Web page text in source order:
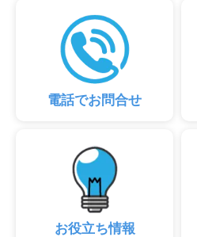
電話でお問合せ
お役立ち情報